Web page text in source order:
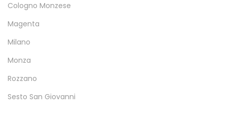
Cologno Monzese
Magenta
Milano
Monza
Rozzano
Sesto San Giovanni